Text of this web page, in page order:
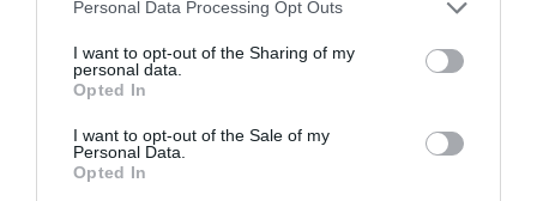
Personal Data Processing Opt Outs
I want to opt-out of the Sharing of my
personal data.
Opted In
I want to opt-out of the Sale of my
Personal Data.
Opted In